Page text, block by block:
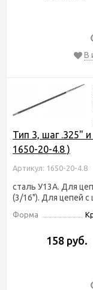
В
Тип 3, шаг .325"
1650-20-4.8 )
Артикул: 1650-20-4.8
сталь У13А. Для
(3/16"). Для цепей с
Форма
158 руб.